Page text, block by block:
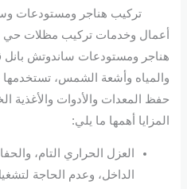
تركيب هناجر ومستودعات
أعمال وخدمات تركيب مظلات حي
هناجر ومستودعات ساندوتش بانل
والمياه وأشعة الشمس،
حفظ المعدات والأدوات والأغذية
المزايا أهمها ما يلي:
العزل الحراري التام،
الداخل، وعدم الحاجة